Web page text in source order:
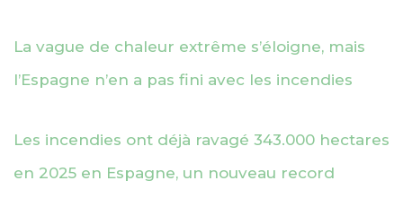
La vague de chaleur extrême s’éloigne, mais
l’Espagne n’en a pas fini avec les incendies
Les incendies ont déjà ravagé 343.000 hectares
en 2025 en Espagne, un nouveau record